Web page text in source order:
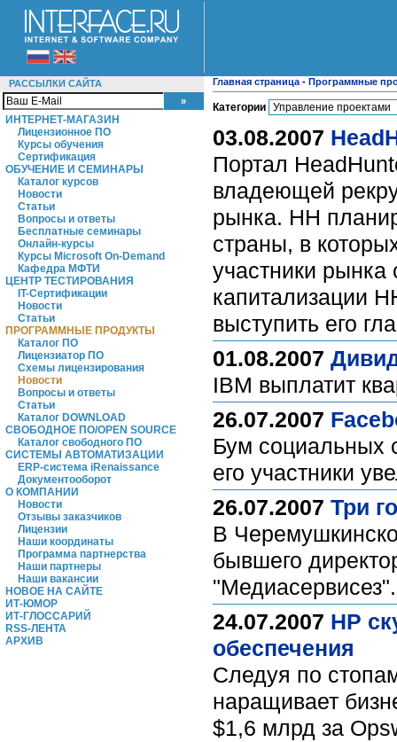
РАССЫЛКИ САЙТА
ИНТЕРНЕТ-МАГАЗИН
Лицензионное ПО
Курсы обучения
Сертификация
ОБУЧЕНИЕ И СЕМИНАРЫ
Каталог курсов
Новости
Статьи
Вопросы и ответы
Бесплатные семинары
Онлайн-курсы
Курсы Microsoft On-Demand
Кафедра МФТИ
ЦЕНТР ТЕСТИРОВАНИЯ
IT-Сертификации
Новости
Статьи
ПРОГРАММНЫЕ ПРОДУКТЫ
Каталог ПО
Лицензиатор ПО
Схемы лицензирования
Новости
Вопросы и ответы
Статьи
Каталог DOWNLOAD
СВОБОДНОЕ ПО/OPEN SOURCE
Каталог свободного ПО
СИСТЕМЫ АВТОМАТИЗАЦИИ
ERP-система iRenaissance
Документооборот
О КОМПАНИИ
Новости
Отзывы заказчиков
Лицензии
Наши координаты
Программа партнерства
Наши партнеры
Наши вакансии
НОВОЕ НА САЙТЕ
ИТ-ЮМОР
ИТ-ГЛОССАРИЙ
RSS-ЛЕНТА
АРХИВ
Главная страница - Программные
Категории
03.08.2007
Портал
владеющей
рынка. HH
страны, в
участники
капитализации
выступить его
01.08.2007
IBM выплатит
26.07.2007
Бум социальных
его участники
26.07.2007 Три
В
бывшего
24.07.2007 HP
обеспечения
Следуя по
наращивает
$1,6 млрд за